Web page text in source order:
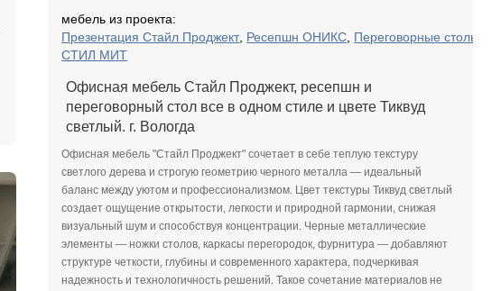
мебель из проекта:
Презентация Стайл Проджект, Ресепшн ОНИКС, Переговорные столы
СТИЛ МИТ
Офисная мебель Стайл Проджект, ресепшн и
переговорный стол все в одном стиле и цвете Тиквуд
светлый. г. Вологда
Офисная мебель "Стайл Проджект" сочетает в себе теплую текстуру
светлого дерева и строгую геометрию черного металла — идеальный
баланс между уютом и профессионализмом. Цвет текстуры Тиквуд светлый
создает ощущение открытости, легкости и природной гармонии, снижая
визуальный шум и способствуя концентрации. Черные металлические
элементы — ножки столов, каркасы перегородок, фурнитура — добавляют
структуре четкости, глубины и современного характера, подчеркивая
надежность и технологичность решений. Такое сочетание материалов не